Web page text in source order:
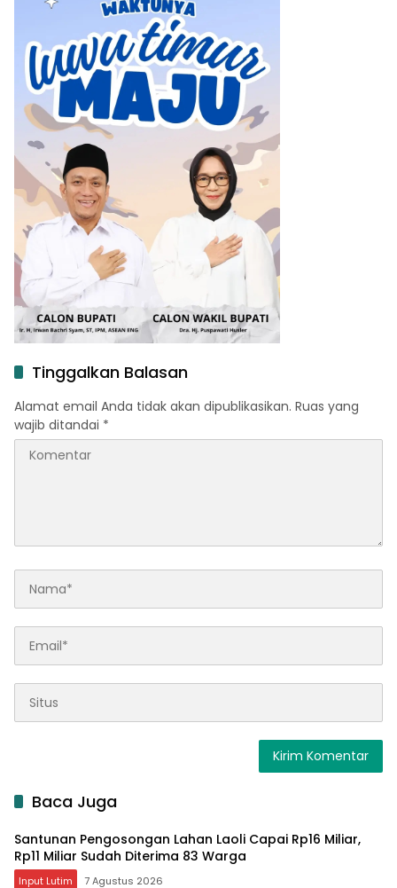
Tinggalkan Balasan
Alamat email Anda tidak akan dipublikasikan. Ruas yang
wajib ditandai *
Baca Juga
Santunan Pengosongan Lahan Laoli Capai Rp16 Miliar,
Rp11 Miliar Sudah Diterima 83 Warga
Input Lutim 7 Agustus 2026